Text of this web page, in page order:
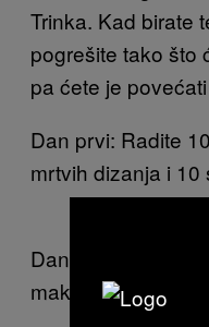
Trinka. Kad birate
pogrešite tako što
pa ćete je
Dan prvi: Radite
mrtvih dizanja i 10
Dan drugi: 10
maksimalno